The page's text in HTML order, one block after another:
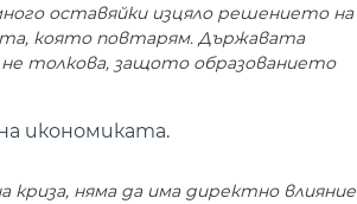
оставяйки изцяло решението на
която повтарям. Държавата
толкова, защото образованието
икономиката.
няма да има директно влияние